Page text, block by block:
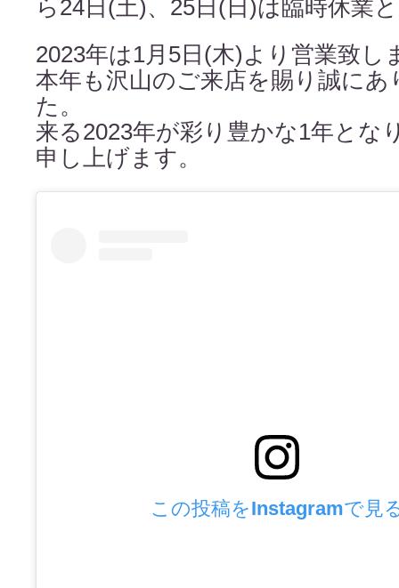
ら24日(土)、25日(日)は臨時休業
2023年は1月5日(木)より営業致し
本年も沢山のご来店を賜り誠に
た。
来る2023年が彩り豊かな1年とな
申し上げます。
この投稿をInstagramで見